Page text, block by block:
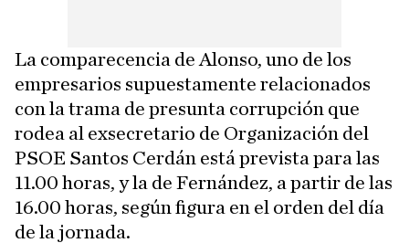
La comparecencia de Alonso, uno de los
empresarios supuestamente relacionados
con la trama de presunta corrupción que
rodea al exsecretario de Organización del
PSOE Santos Cerdán está prevista para las
11.00 horas, y la de Fernández, a partir de las
16.00 horas, según figura en el orden del día
de la jornada.